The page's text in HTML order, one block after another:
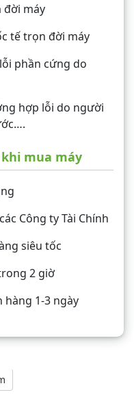
đời máy
tế trọn đời máy
phần cứng do
hợp lỗi do người
mua máy
Công ty Tài Chính
siêu tốc
2 giờ
hàng 1-3 ngày